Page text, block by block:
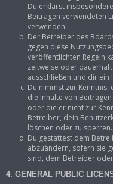
Du erklärst
Beiträgen verwendeten
verwenden.
Der Betreiber des
gegen diese
veröffentlichten Regeln
zeitweise oder
ausschließen und dir
Du nimmst zur
die Inhalte von
oder die er nicht zur
Betreiber, dein
löschen oder zu sperren.
Du gestattest dem
abzuändern, sofern sie
sind, dem Betreiber
4. GENERAL PUBLIC